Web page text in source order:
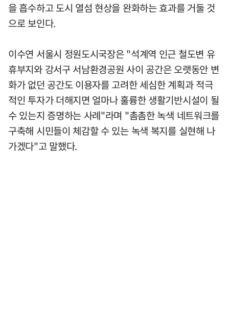
을 흡수하고 도시 열섬 현상을 완화하는 효과를 거둘 것
으로 보인다.
이수연 서울시 정원도시국장은 "석계역 인근 철도변 유
휴부지와 강서구 서남환경공원 사이 공간은 오랫동안 변
화가 없던 공간도 이용자를 고려한 세심한 계획과 적극
적인 투자가 더해지면 얼마나 훌륭한 생활기반시설이 될
수 있는지 증명하는 사례"라며 "촘촘한 녹색 네트워크를
구축해 시민들이 체감할 수 있는 녹색 복지를 실현해 나
가겠다"고 말했다.